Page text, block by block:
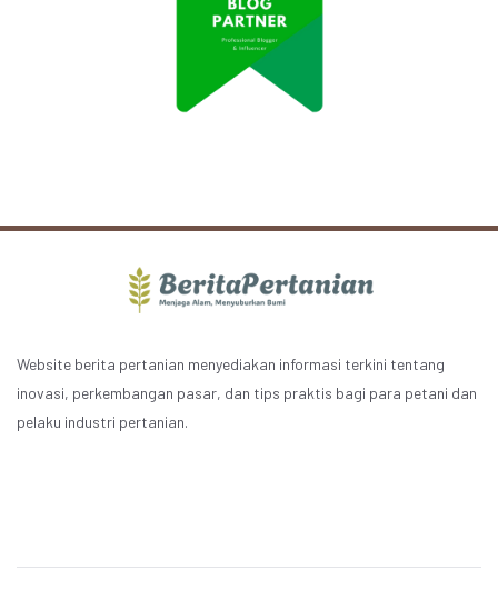
Website berita pertanian menyediakan informasi terkini tentang
inovasi, perkembangan pasar, dan tips praktis bagi para petani dan
pelaku industri pertanian.